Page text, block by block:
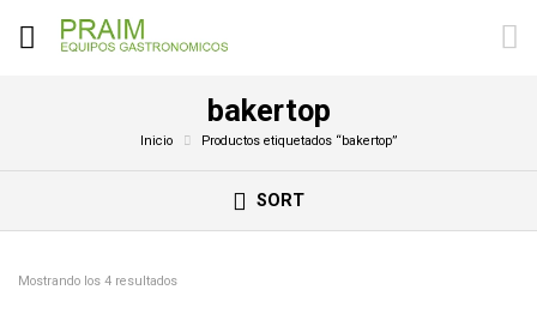
bakertop
Inicio Productos etiquetados “bakertop”
SORT
Mostrando los 4 resultados